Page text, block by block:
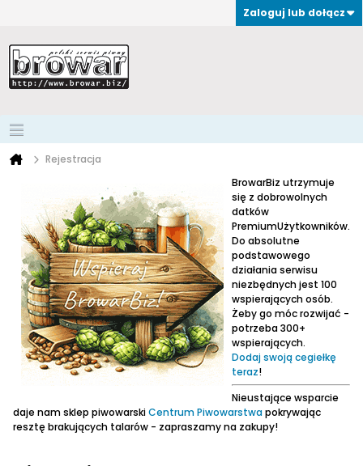
Zaloguj lub dołącz
Rejestracja
BrowarBiz utrzymuje
się z dobrowolnych
datków
PremiumUżytkowników.
Do absolutne
podstawowego
działania serwisu
niezbędnych jest 100
wspierających osób.
Żeby go móc rozwijać -
potrzeba 300+
wspierających.
Dodaj swoją cegiełkę
teraz!
Nieustające wsparcie
daje nam sklep piwowarskiCentrum Piwowarstwapokrywając
resztę brakujących talarów - zapraszamy na zakupy!